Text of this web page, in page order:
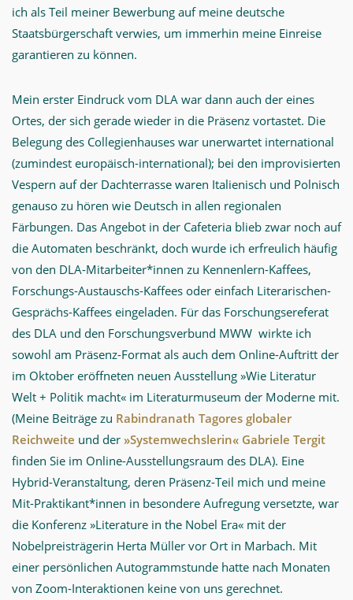
ich als Teil meiner Bewerbung auf meine deutsche
Staatsbürgerschaft verwies, um immerhin meine Einreise
garantieren zu können.
Mein erster Eindruck vom DLA war dann auch der eines
Ortes, der sich gerade wieder in die Präsenz vortastet. Die
Belegung des Collegienhauses war unerwartet international
(zumindest europäisch-international); bei den improvisierten
Vespern auf der Dachterrasse waren Italienisch und Polnisch
genauso zu hören wie Deutsch in allen regionalen
Färbungen. Das Angebot in der Cafeteria blieb zwar noch auf
die Automaten beschränkt, doch wurde ich erfreulich häufig
von den DLA-Mitarbeiter*innen zu Kennenlern-Kaffees,
Forschungs-Austauschs-Kaffees oder einfach Literarischen-
Gesprächs-Kaffees eingeladen. Für das Forschungsereferat
des DLA und den Forschungsverbund MWW wirkte ich
sowohl am Präsenz-Format als auch dem Online-Auftritt der
im Oktober eröffneten neuen Ausstellung »Wie Literatur
Welt + Politik macht« im Literaturmuseum der Moderne mit.
(Meine Beiträge zu Rabindranath Tagores globaler
Reichweite und der »Systemwechslerin« Gabriele Tergit
finden Sie im Online-Ausstellungsraum des DLA). Eine
Hybrid-Veranstaltung, deren Präsenz-Teil mich und meine
Mit-Praktikant*innen in besondere Aufregung versetzte, war
die Konferenz »Literature in the Nobel Era« mit der
Nobelpreisträgerin Herta Müller vor Ort in Marbach. Mit
einer persönlichen Autogrammstunde hatte nach Monaten
von Zoom-Interaktionen keine von uns gerechnet.